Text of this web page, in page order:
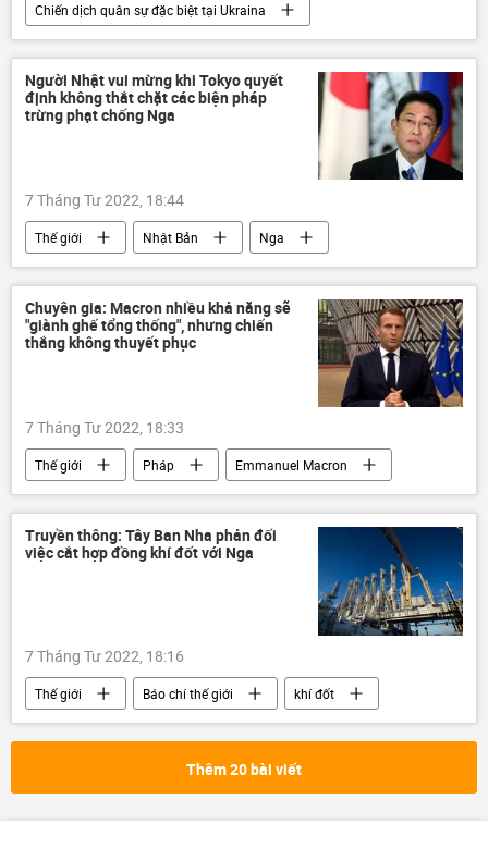
Chiến dịch quân sự đặc biệt tại Ukraina
Thế giới
Nga
Ukraina
Cuộc khủng hoảng ở Ukraina
LNR
DNR
EU
Người Nhật vui mừng khi Tokyo quyết
định không thắt chặt các biện pháp
trừng phạt chống Nga
7 Tháng Tư 2022, 18:44
Thế giới Nhật Bản
Nga
trừng phạt
Cuộc khủng hoảng ở Ukraina
Báo chí thế giới
Các biện pháp trừng phạt chống Nga
Chuyên gia: Macron nhiều khả năng sẽ
"giành ghế tổng thống", nhưng chiến
thắng không thuyết phục
7 Tháng Tư 2022, 18:33
Thế giới Pháp
Emmanuel Macron
bầu cử
Chính trị
chuyên gia
Quan điểm-Ý kiến
Truyền thông: Tây Ban Nha phản đối
việc cắt hợp đồng khí đốt với Nga
7 Tháng Tư 2022, 18:16
Thế giới Báo chí thế giới
khí đốt
Nga
Tây Ban Nha
Thêm 20 bài viết